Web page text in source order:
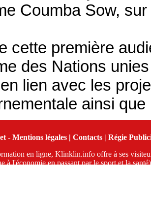
Coumba Sow,
cette première
des Nations
lien avec les
ainsi
- Mentions légales | Contacts | Régie
en ligne, Klinklin.info offre à ses
à l'économie en passant par le sport et la